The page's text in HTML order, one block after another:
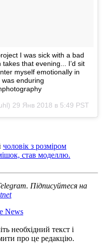
I was sick with a bad
that evening... I’d sit
myself emotionally in
enduring
29 Янв 2018 в 5:49 PST
чоловік з розміром
став моделлю.
Підписуйтеся на
News
необхідний текст і
про це редакцію.